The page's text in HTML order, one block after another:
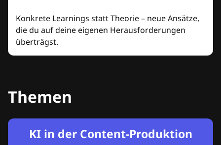
Konkrete Learnings statt Theorie – neue Ansätze,
die du auf deine eigenen Herausforderungen
überträgst.
Themen
KI in der Content-Produktion